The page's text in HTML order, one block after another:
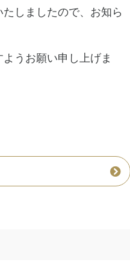
しましたので、お知ら
うお願い申し上げま